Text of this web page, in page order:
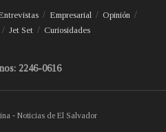
Empresarial
Opinión
Jet Set Curiosidades
2246-0616
- Noticias de El Salvador